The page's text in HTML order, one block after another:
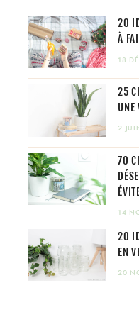
20
À
18
25
UNE
2
70
14
20
EN
20